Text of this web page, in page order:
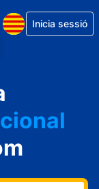
Inicia sessió